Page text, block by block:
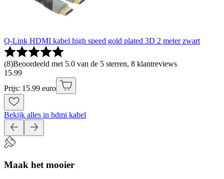
Q-Link HDMI kabel high speed gold plated 3D 2 meter zwart
(8)Beoordeeld met 5.0 van de 5 sterren, 8 klantreviews
15.99
Prijs: 15.99 euro
Bekijk alles in hdmi kabel
Maak het mooier